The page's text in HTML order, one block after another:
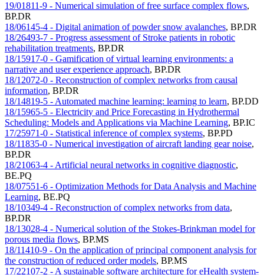
19/01811-9 - Numerical simulation of free surface complex flows,
BP.DR
18/06145-4 - Digital animation of powder snow avalanches, BP.DR
18/26493-7 - Progress assessment of Stroke patients in robotic
rehabilitation treatments, BP.DR
18/15917-0 - Gamification of virtual learning environments: a
narrative and user experience approach, BP.DR
18/12072-0 - Reconstruction of complex networks from causal
information, BP.DR
18/14819-5 - Automated machine learning: learning to learn, BP.DD
18/15965-5 - Electricity and Price Forecasting in Hydrothermal
Scheduling: Models and Applications via Machine Learning, BP.IC
17/25971-0 - Statistical inference of complex systems, BP.PD
18/11835-0 - Numerical investigation of aircraft landing gear noise,
BP.DR
18/21063-4 - Artificial neural networks in cognitive diagnostic,
BE.PQ
18/07551-6 - Optimization Methods for Data Analysis and Machine
Learning, BE.PQ
18/10349-4 - Reconstruction of complex networks from data,
BP.DR
18/13028-4 - Numerical solution of the Stokes-Brinkman model for
porous media flows, BP.MS
18/11410-9 - On the application of principal component analysis for
the construction of reduced order models, BP.MS
17/22107-2 - A sustainable software architecture for eHealth system-